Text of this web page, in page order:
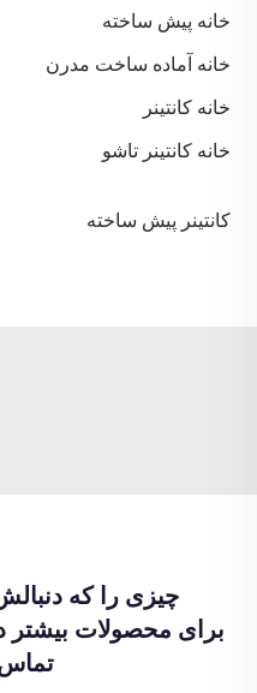
خانه پیش ساخته
خانه آماده ساخت مدرن
خانه کانتینر
خانه کانتینر تاشو
کانتینر پیش ساخته
چیزی را که
برای محصولات بیشتر
تماس